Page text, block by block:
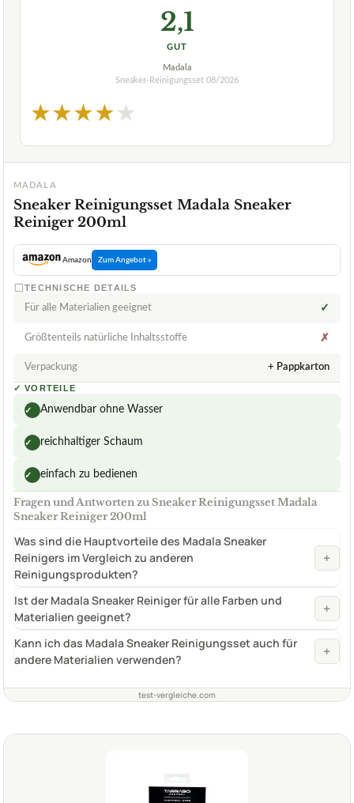
2,1
GUT
Madala
Sneaker-Reinigungsset 08/2026
★★★★★
MADALA
Sneaker Reinigungsset Madala Sneaker
Reiniger 200ml
Amazon Zum Angebot »
TECHNISCHE DETAILS
Für alle Materialien geeignet ✓
Größtenteils natürliche Inhaltsstoffe ✗
Verpackung + Pappkarton
✓ VORTEILE
✓ Anwendbar ohne Wasser
✓ reichhaltiger Schaum
✓ einfach zu bedienen
Fragen und Antworten zu Sneaker Reinigungsset Madala
Sneaker Reiniger 200ml
Was sind die Hauptvorteile des Madala Sneaker
Reinigers im Vergleich zu anderen
Reinigungsprodukten?
+
Ist der Madala Sneaker Reiniger für alle Farben und
Materialien geeignet?
+
Kann ich das Madala Sneaker Reinigungsset auch für
andere Materialien verwenden?
+
test-vergleiche.com